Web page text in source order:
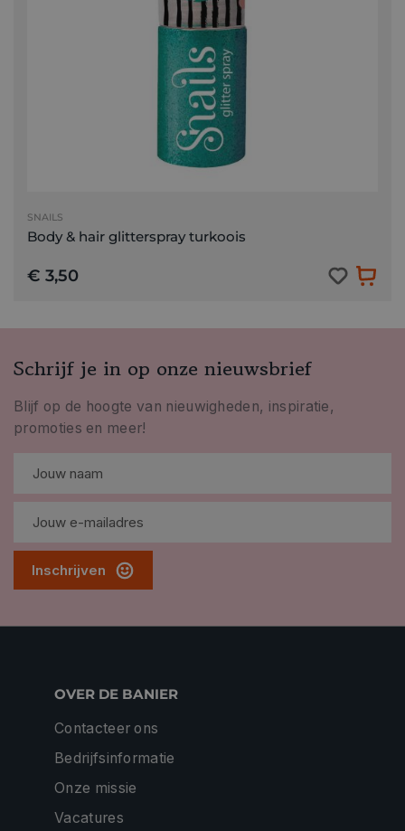
SNAILS
Body & hair glitterspray turkoois
€ 3,50
Schrijf je in op onze nieuwsbrief
Blijf op de hoogte van nieuwigheden, inspiratie,
promoties en meer!
Inschrijven
OVER DE BANIER
Contacteer ons
Bedrijfsinformatie
Onze missie
Vacatures